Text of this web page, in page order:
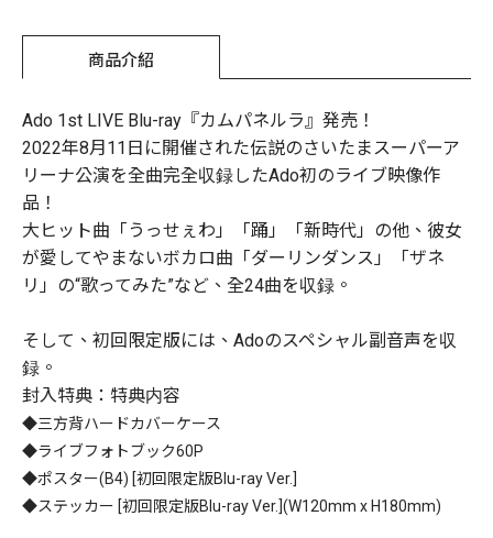
商品介紹
Ado 1st LIVE Blu-ray『カムパネルラ』発売！
2022年8月11日に開催された伝説のさいたまスーパーア
リーナ公演を全曲完全収録したAdo初のライブ映像作
品！
大ヒット曲「うっせぇわ」「踊」「新時代」の他、彼女
が愛してやまないボカロ曲「ダーリンダンス」「ザネ
リ」の“歌ってみた”など、全24曲を収録。
そして、初回限定版には、Adoのスペシャル副音声を収
録。
封入特典：特典内容
◆三方背ハードカバーケース
◆ライブフォトブック60P
◆ポスター(B4) [初回限定版Blu-ray Ver.]
◆ステッカー [初回限定版Blu-ray Ver.](W120mm x H180mm)